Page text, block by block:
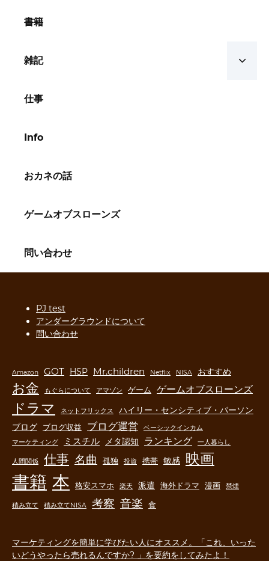
書籍
雑記
仕事
Info
おカネの話
ゲームオブスローンズ
問い合わせ
PJ test
アンダーグラウンドについて
問い合わせ
Amazon GOT HSP Mr.children Netflix NISA おすすめ
お金 もぐらについて アマゾン ゲーム ゲームオブスローンズ
ドラマ ネットフリックス
ハイリー・センシティブ・パーソン
ブログ
ブログ収益 ブログ運営
ベーシックインカム
マーケティング
ミスチル メタ認知 ランキング 一人暮らし
人間関係 仕事 名曲 孤独 投資 携帯 敏感 映画
書籍 本 格安スマホ 楽天 派遣 海外ドラマ 漫画 禁煙
積み立て 積み立てNISA 考察 音楽 食
マーケティングを簡単に学びたい人にオススメ。「これ、いった
いどうやったら売れるんですか? 」を要約をしてみたよ！